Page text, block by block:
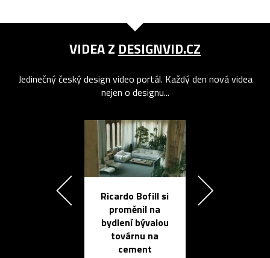
VIDEA Z DESIGNVID.CZ
Jedinečný český design video portál. Každý den nová videa
nejen o designu...
Ricardo Bofill si
proměnil na
bydlení bývalou
továrnu na
cement